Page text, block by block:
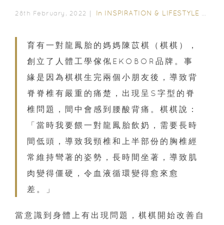
28th February, 2022｜ In INSPIRATION & LIFESTYLE
育有一對龍鳳胎的媽媽陳苡棋（棋棋），
創立了人體工學傢俬EKOBOR品牌。事
緣是因為棋棋生完兩個小朋友後，導致背
脊脊椎有嚴重的痛楚，出現呈S字型的脊
椎問題，間中會感到腰酸背痛。棋棋說：
「當時我要餵一對龍鳳胎飲奶，需要長時
間低頭，導致我頸椎和上半部份的胸椎經
常維持彎著的姿勢，長時間坐著，導致肌
肉變得僵硬，令血液循環變得愈來愈
差。」
當意識到身體上有出現問題，棋棋開始改善自